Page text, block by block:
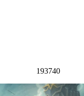
193740